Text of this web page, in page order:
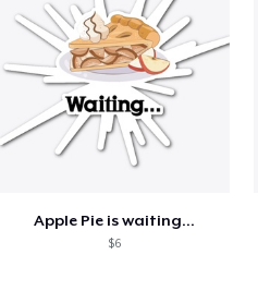
Apple Pie is waiting...
$6